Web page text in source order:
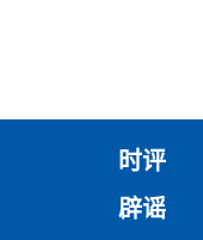
时评
辟谣